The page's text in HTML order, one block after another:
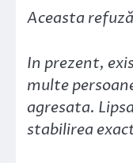
Aceasta
In prezent,
multe
agresata.
stabilirea